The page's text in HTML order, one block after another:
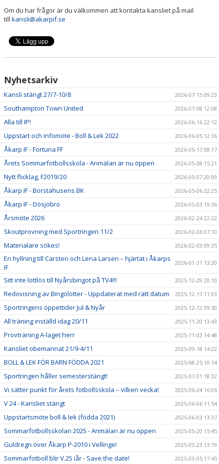
Om du har frågor är du välkommen att kontakta kansliet på mail
till kansli@akarpif.se
Nyhetsarkiv
Kansli stängt 27/7-10/8 2026-07-15 09:23
Southampton Town United 2026-07-08 12:08
Alla till IP! 2026-06-16 22:12
Uppstart och infomöte - Boll & Lek 2022 2026-06-05 12:36
Åkarp IF - Fortuna FF 2026-05-17 08:17
Årets Sommarfotbollsskola - Anmälan är nu öppen 2026-05-08 15:21
Nytt flicklag, F2019/20 2026-05-07 20:09
Åkarp IF - Borstahusens BK 2026-05-06 22:25
Åkarp IF - Dösjöbro 2026-05-03 19:36
Årsmöte 2026 2026-02-24 22:22
Skoutprovning med Sportringen 11/2 2026-02-06 07:10
Materialare sökes! 2026-02-03 09:35
En hyllning till Carsten och Lena Larsen – hjärtat i Åkarps
IF
2026-01-31 13:20
Sitt inte lottlös till Nyårsbingot på TV4!!! 2025-12-29 20:10
Redovisning av Bingolotter - Uppdaterat med rätt datum 2025-12-17 11:03
Sportringens öppettider Jul & Nyår 2025-12-12 09:50
All träning inställd idag 20/11 2025-11-20 13:43
Provträning A-laget herr 2025-11-03 14:48
Kansliet obemannat 21/9-4/11 2025-09-18 14:22
BOLL & LEK FÖR BARN FÖDDA 2021 2025-08-25 10:14
Sportringen håller semesterstängt! 2025-07-01 18:32
Vi sätter punkt för årets fotbollsskola – vilken vecka! 2025-06-24 16:06
V 24 - Kansliet stängt 2025-06-06 11:54
Uppstartsmöte boll & lek (födda 2021) 2025-06-03 13:37
Sommarfotbollsskolan 2025 - Anmälan är nu öppen 2025-05-20 15:45
Guldregn över Åkarp P-2010 i Vellinge! 2025-03-23 13:19
Sommarfotboll blir V.25 iår - Save the date! 2025-03-05 17:45